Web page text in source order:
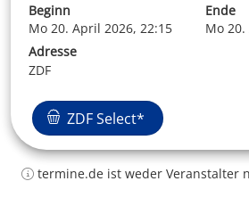
Beginn
Mo 20. April 2026, 22:15
Ende
Mo
Adresse
ZDF
ZDF Select*
termine.de ist weder Veranstalter